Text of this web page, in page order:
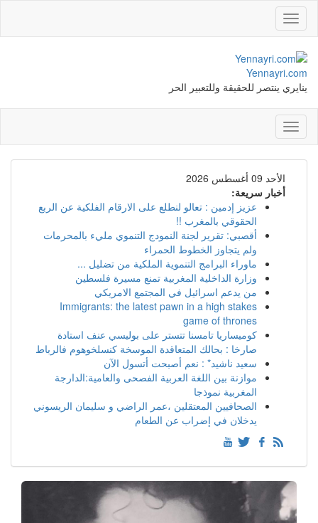
Toggle
navigation
Yennayri.com
ينايري ينتصر للحقيقة وللتعبير الحر
Toggle
navigation
الأحد 09 أغسطس 2026
أخبار سريعة:
عزيز إدمين : تعالو لنطلع على الارقام الفلكية عن الربع
الحقوقي بالمغرب !!
أقصبي: تقرير لجنة النمودج التنموي مليء بالمحرمات
ولم يتجاوز الخطوط الحمراء
ماوراء البرامج التنموية الملكية من تضليل ...
وزارة الداخلية المغربية تمنع مسيرة فلسطين
من يدعم اسرائيل في المجتمع الامريكي
Immigrants: the latest pawn in a high stakes
game of thrones
كوميساريا تامسنا تتستر على بوليسي عنف استادة
صارخا : بحالك المتعاقدة الموسخة كنسلخوهوم فالرباط
سعيد ناشيد* : نعم أصبحت أتسول الآن
موازنة بين اللغة العربية الفصحى والعامية:الدارجة
المغربية نموذجا
الصحافيين المعتقلين ،عمر الراضي و سليمان الريسوني
يدخلان في إضراب عن الطعام